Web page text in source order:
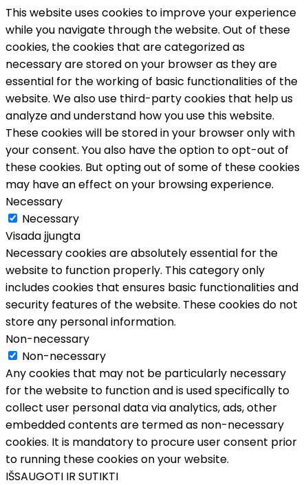
This website uses cookies to improve your experience
while you navigate through the website. Out of these
cookies, the cookies that are categorized as
necessary are stored on your browser as they are
essential for the working of basic functionalities of the
website. We also use third-party cookies that help us
analyze and understand how you use this website.
These cookies will be stored in your browser only with
your consent. You also have the option to opt-out of
these cookies. But opting out of some of these cookies
may have an effect on your browsing experience.
Necessary
Necessary
Visada įjungta
Necessary cookies are absolutely essential for the
website to function properly. This category only
includes cookies that ensures basic functionalities and
security features of the website. These cookies do not
store any personal information.
Non-necessary
Non-necessary
Any cookies that may not be particularly necessary
for the website to function and is used specifically to
collect user personal data via analytics, ads, other
embedded contents are termed as non-necessary
cookies. It is mandatory to procure user consent prior
to running these cookies on your website.
IŠSAUGOTI IR SUTIKTI